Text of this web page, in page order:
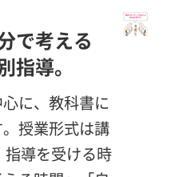
で考える
指導。
に、教科書に
授業形式は講
導を受ける時